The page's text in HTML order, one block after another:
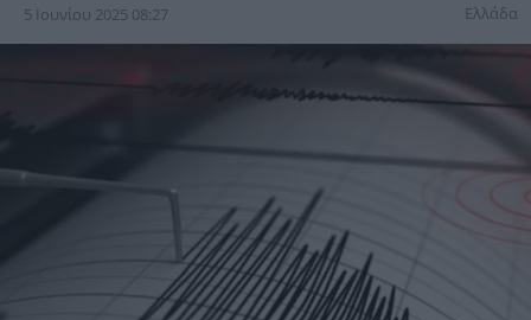
5 Ιουνίου 2025 08:27 Ελλάδα